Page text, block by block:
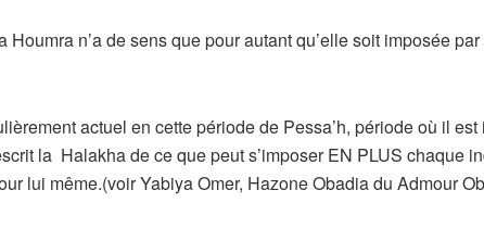
Houmra n’a de sens que pour autant qu’elle soit imposée
actuel en cette période de Pessa’h, période où il
la Halakha de ce que peut s’imposer EN PLUS chaque
lui même.(voir Yabiya Omer, Hazone Obadia du Admour